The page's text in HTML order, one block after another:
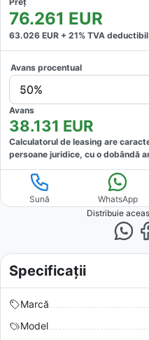
76.261 EUR
63.026 EUR + 21% TVA deductibil
Avans procentual
50%
Avans
38.131 EUR
Calculatorul de leasing are
persoane juridice, cu o dobândă
Sună WhatsApp
Distribuie
Specificații
Marcă
Model